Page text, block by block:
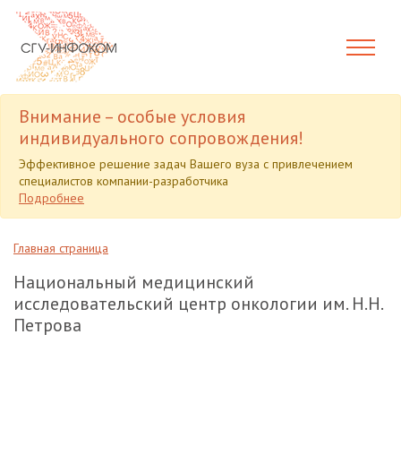
Внимание – особые условия
индивидуального сопровождения!
Эффективное решение задач Вашего вуза с привлечением
специалистов компании-разработчика
Подробнее
Главная страница
Национальный медицинский
исследовательский центр онкологии им. Н.Н.
Петрова